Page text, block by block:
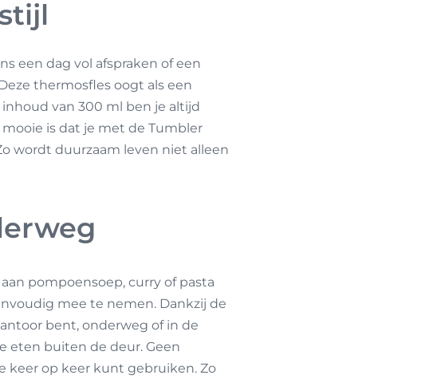
een dag vol afspraken of een
thermosfles oogt als een
van 300 ml ben je altijd
is dat je met de Tumbler
wordt duurzaam leven niet alleen
pompoensoep, curry of pasta
mee te nemen. Dankzij de
bent, onderweg of in de
eten buiten de deur. Geen
keer op keer kunt gebruiken. Zo